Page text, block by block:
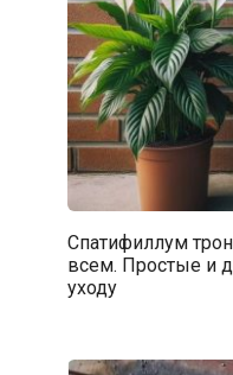
Спатифиллум
всем. Простые и
уходу